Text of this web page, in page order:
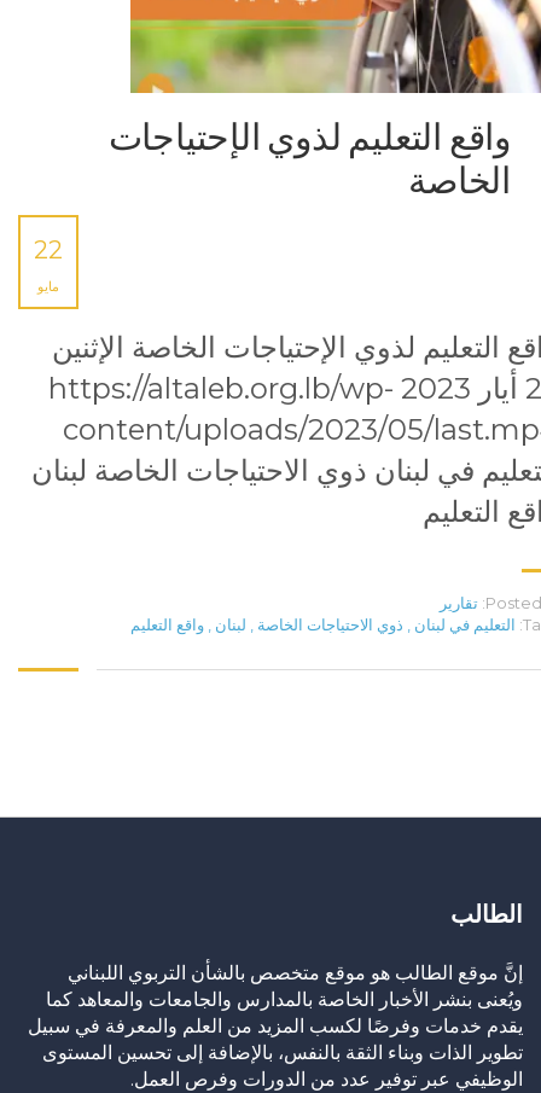
واقع التعليم لذوي الإحتياجات
الخاصة
22
مايو
التعليم لذوي الإحتياجات الخاصة الإثنين
22 أيار 2023 https://altaleb.org.lb/wp-
content/uploads/2023/05/
في لبنان ذوي الاحتياجات الخاصة لبنان
التعليم
Posted تقارير
التعليم في لبنان , ذوي الاحتياجات الخاصة , لبنان , واقع التعليم
الطالب
إنَّ موقع الطالب هو موقع متخصص بالشأن التربوي اللبناني
ويُعنى بنشر الأخبار الخاصة بالمدارس والجامعات والمعاهد كما
يقدم خدمات وفرصًا لكسب المزيد من العلم والمعرفة في سبيل
تطوير الذات وبناء الثقة بالنفس، بالإضافة إلى تحسين المستوى
الوظيفي عبر توفير عدد من الدورات وفرص العمل.